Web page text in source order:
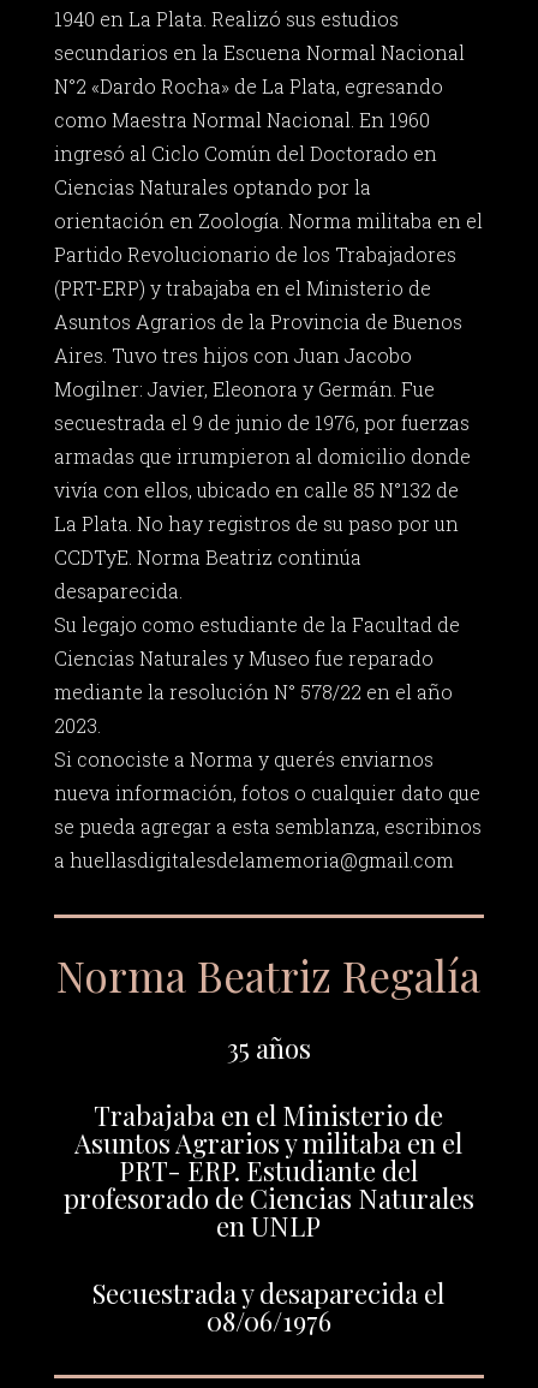
1940 en La Plata. Realizó sus estudios
secundarios en la Escuena Normal Nacional
N°2 «Dardo Rocha» de La Plata, egresando
como Maestra Normal Nacional. En 1960
ingresó al Ciclo Común del Doctorado en
Ciencias Naturales optando por la
orientación en Zoología. Norma militaba en el
Partido Revolucionario de los Trabajadores
(PRT-ERP) y trabajaba en el Ministerio de
Asuntos Agrarios de la Provincia de Buenos
Aires. Tuvo tres hijos con Juan Jacobo
Mogilner: Javier, Eleonora y Germán. Fue
secuestrada el 9 de junio de 1976, por fuerzas
armadas que irrumpieron al domicilio donde
vivía con ellos, ubicado en calle 85 N°132 de
La Plata. No hay registros de su paso por un
CCDTyE. Norma Beatriz continúa
desaparecida.
Su legajo como estudiante de la Facultad de
Ciencias Naturales y Museo fue reparado
mediante la resolución N° 578/22 en el año
2023.
Si conociste a Norma y querés enviarnos
nueva información, fotos o cualquier dato que
se pueda agregar a esta semblanza, escribinos
a huellasdigitalesdelamemoria@gmail.com
Norma Beatriz Regalía
35 años
Trabajaba en el Ministerio de
Asuntos Agrarios y militaba en el
PRT- ERP. Estudiante del
profesorado de Ciencias Naturales
en UNLP
Secuestrada y desaparecida el
08/06/1976